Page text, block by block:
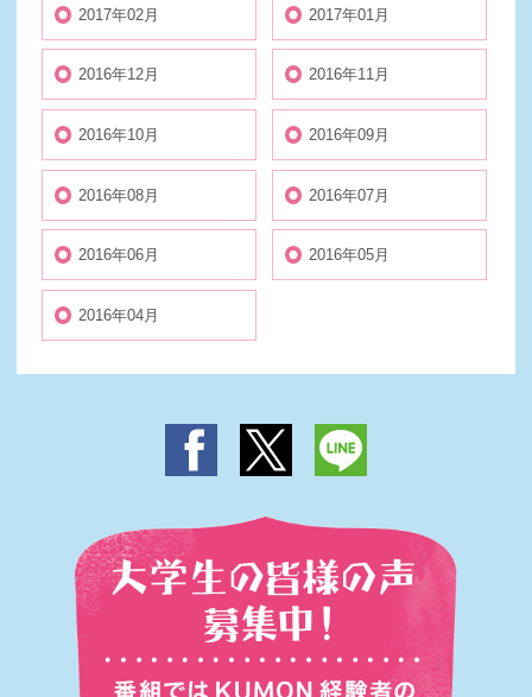
2017年02月 2017年01月
2016年12月 2016年11月
2016年10月 2016年09月
2016年08月 2016年07月
2016年06月 2016年05月
2016年04月